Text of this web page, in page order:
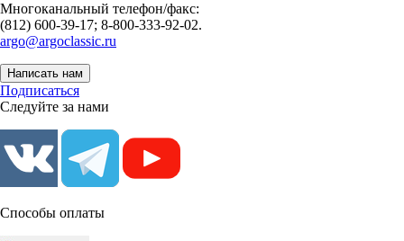
Многоканальный телефон/факс:
(812) 600-39-17; 8-800-333-92-02.
argo@argoclassic.ru
Написать нам
Подписаться
Следуйте за нами
Способы оплаты